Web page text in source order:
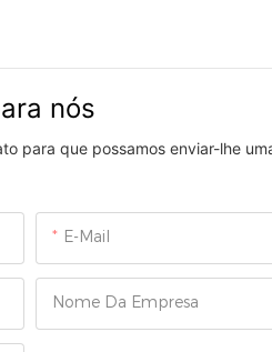
nós
para que possamos enviar-lhe
E-Mail
Nome Da Empresa